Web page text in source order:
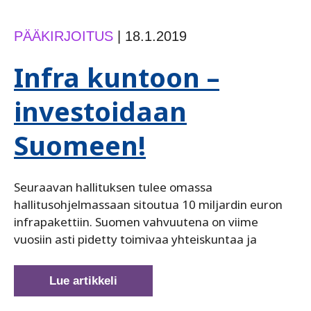
PÄÄKIRJOITUS 18.1.2019
Infra kuntoon –
investoidaan
Suomeen!
Seuraavan hallituksen tulee omassa
hallitusohjelmassaan sitoutua 10 miljardin euron
infrapakettiin. Suomen vahvuutena on viime
vuosiin asti pidetty toimivaa yhteiskuntaa ja
Infra
kuntoon
Lue artikkeli